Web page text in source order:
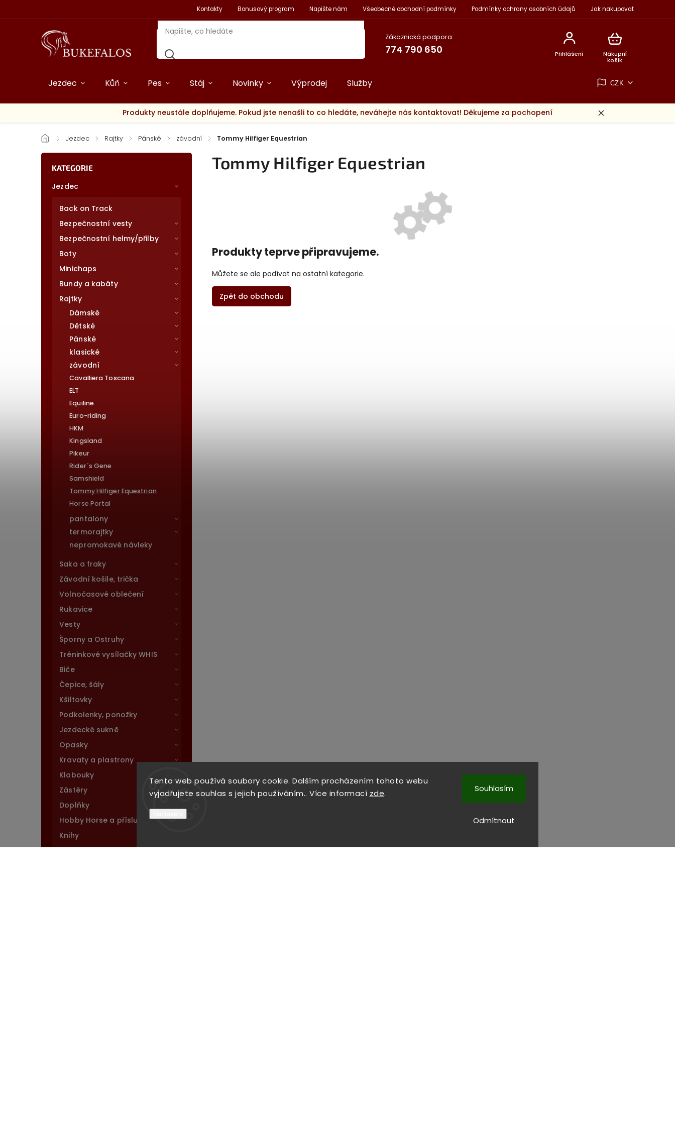
Tento web používá soubory cookie. Dalším procházením tohoto webu
vyjadřujete souhlas s jejich používáním.. Více informací zde.
Odmítnout
Souhlasím
Kontakty Bonusový program Napište nám Všeobecné obchodní podmínky Podmínky ochrany osobních údajů Jak nakupovat
Zákaznická podpora:
774 790 650
Nákupní
košík
Přihlášení
CZK
Jezdec Kůň Pes Stáj Novinky Výprodej Služby
Produkty neustále doplňujeme. Pokud jste nenašli to co hledáte, neváhejte nás kontaktovat! Děkujeme za pochopení
/ Jezdec / Rajtky / Pánské / závodní / Tommy Hilfiger Equestrian
KATEGORIE
Jezdec
Back on Track
Bezpečnostní vesty
Bezpečnostní helmy/přilby
Boty
Minichaps
Bundy a kabáty
Rajtky
Dámské
Dětské
Pánské
klasické
závodní
Cavalliera Toscana
ELT
Equiline
Euro-riding
HKM
Kingsland
Pikeur
Rider´s Gene
Samshield
Tommy Hilfiger Equestrian
Horse Portal
pantalony
termorajtky
nepromokavé návleky
Saka a fraky
Závodní košile, trička
Volnočasové oblečení
Rukavice
Vesty
Šporny a Ostruhy
Tréninkové vysílačky WHIS
Biče
Čepice, šály
Kšiltovky
Podkolenky, ponožky
Jezdecké sukně
Opasky
Kravaty a plastrony
Klobouky
Zástěry
Doplňky
Hobby Horse a příslušenství
Knihy
Tommy Hilfiger Equestrian
Produkty teprve připravujeme.
Můžete se ale podívat na ostatní kategorie.
Zpět do obchodu